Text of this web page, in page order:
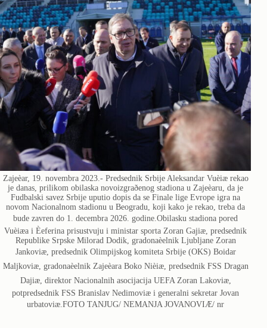
Zajeèar, 19. novembra 2023.- Predsednik Srbije Aleksandar Vuèiæ rekao
je danas, prilikom obilaska novoizgraðenog stadiona u Zajeèaru, da je
Fudbalski savez Srbije uputio dopis da se Finale lige Evrope igra na
novom Nacionalnom stadionu u Beogradu, koji kako je rekao, treba da
bude zavren do 1. decembra 2026. godine.Obilasku stadiona pored
Vuèiæa i Èeferina prisustvuju i ministar sporta Zoran Gajiæ, predsednik
Republike Srpske Milorad Dodik, gradonaèelnik Ljubljane Zoran
Jankoviæ, predsednik Olimpijskog komiteta Srbije (OKS) Boidar
Maljkoviæ, gradonaèelnik Zajeèara Boko Nièiæ, predsednik FSS Dragan
Dajiæ, direktor Nacionalnih asocijacija UEFA Zoran Lakoviæ,
potpredsednik FSS Branislav Nedimoviæ i generalni sekretar Jovan
urbatoviæ.FOTO TANJUG/ NEMANJA JOVANOVIÆ/ nr